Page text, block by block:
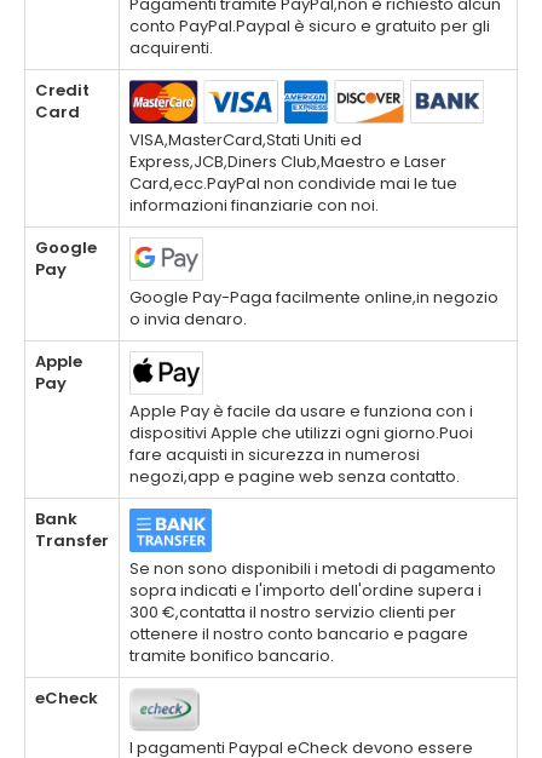
conto PayPal.Paypal è sicuro e gratuito per gli
acquirenti.
Credit
Card
VISA,MasterCard,Stati Uniti ed
Express,JCB,Diners Club,Maestro e Laser
Card,ecc.PayPal non condivide mai le tue
informazioni finanziarie con noi.
Google
Pay
Google Pay-Paga facilmente online,in negozio
o invia denaro.
Apple
Pay
Apple Pay è facile da usare e funziona con i
dispositivi Apple che utilizzi ogni giorno.Puoi
fare acquisti in sicurezza in numerosi
negozi,app e pagine web senza contatto.
Bank
Transfer
Se non sono disponibili i metodi di pagamento
sopra indicati e l'importo dell'ordine supera i
300 €,contatta il nostro servizio clienti per
ottenere il nostro conto bancario e pagare
tramite bonifico bancario.
eCheck
I pagamenti Paypal eCheck devono essere